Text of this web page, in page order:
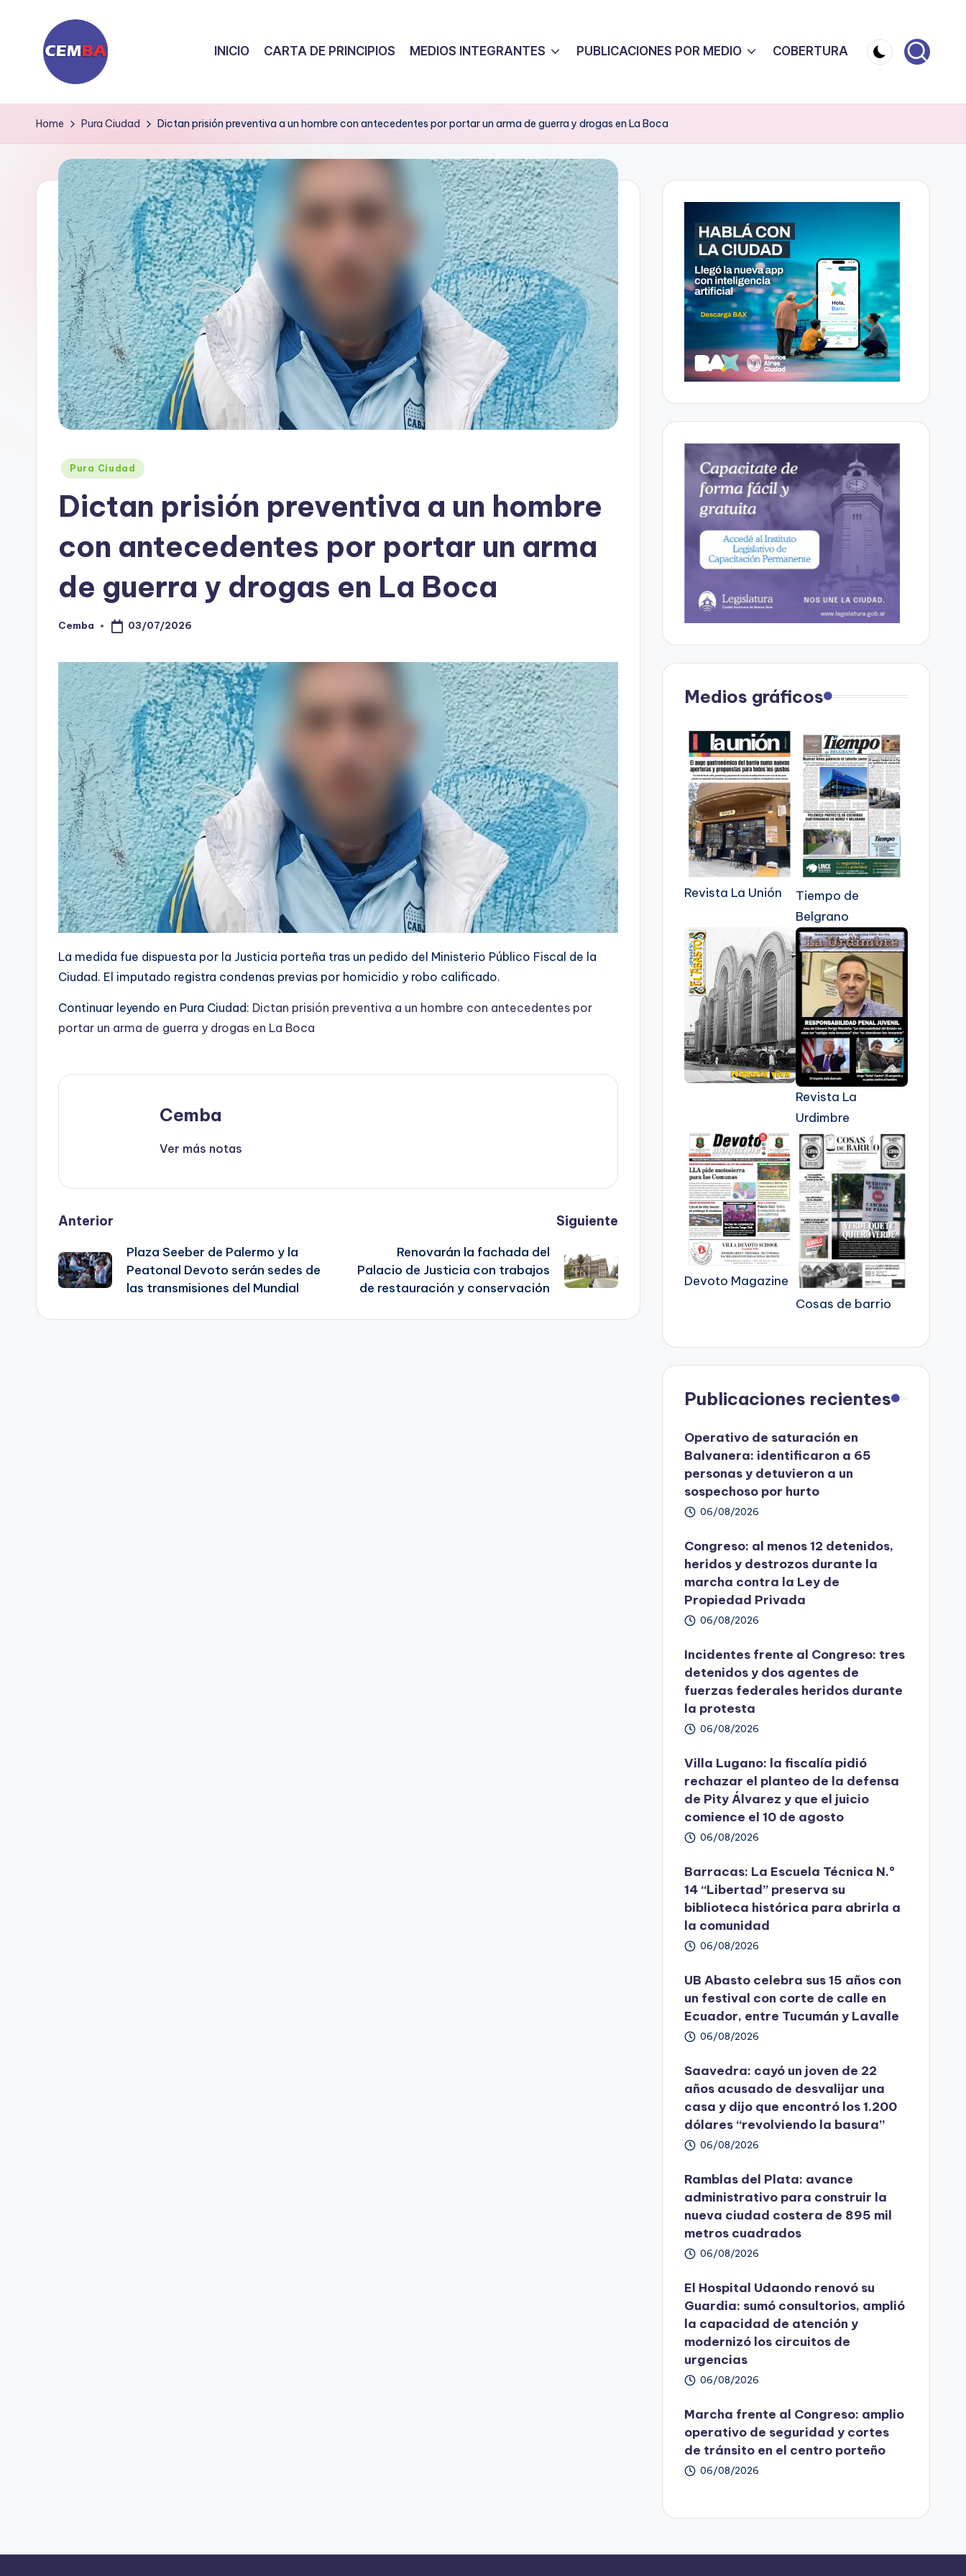
D
i
ri
C
A
INICIO CARTA DE PRINCIPIOS MEDIOS INTEGRANTES PUBLICACIONES POR MEDIO COBERTURA
Home Pura Ciudad Dictan prisión preventiva a un hombre con antecedentes por portar un arma de guerra y drogas en La Boca
Posted
Pura Ciudad
Dictan prisión preventiva a un hombre
con antecedentes por portar un arma
de guerra y drogas en La Boca
Posted
Cemba 03/07/2026
La medida fue dispuesta por la Justicia porteña tras un pedido del Ministerio Público Fiscal de la
Ciudad. El imputado registra condenas previas por homicidio y robo calificado.
Continuar leyendo en Pura Ciudad: Dictan prisión preventiva a un hombre con antecedentes por
portar un arma de guerra y drogas en La Boca
Cemba
Ver más notas
Post
navigation
Anterior
Plaza Seeber de Palermo y la
Peatonal Devoto serán sedes de
las transmisiones del Mundial
Siguiente
Renovarán la fachada del
Palacio de Justicia con trabajos
de restauración y conservación
Medios gráficos
Revista La Unión
Tiempo de
Belgrano
Revista La
Urdimbre
Devoto Magazine
Cosas de barrio
Publicaciones recientes
Operativo de saturación en
Balvanera: identificaron a 65
personas y detuvieron a un
sospechoso por hurto
06/08/2026
Congreso: al menos 12 detenidos,
heridos y destrozos durante la
marcha contra la Ley de
Propiedad Privada
06/08/2026
Incidentes frente al Congreso: tres
detenidos y dos agentes de
fuerzas federales heridos durante
la protesta
06/08/2026
Villa Lugano: la fiscalía pidió
rechazar el planteo de la defensa
de Pity Álvarez y que el juicio
comience el 10 de agosto
06/08/2026
Barracas: La Escuela Técnica N.º
14 “Libertad” preserva su
biblioteca histórica para abrirla a
la comunidad
06/08/2026
UB Abasto celebra sus 15 años con
un festival con corte de calle en
Ecuador, entre Tucumán y Lavalle
06/08/2026
Saavedra: cayó un joven de 22
años acusado de desvalijar una
casa y dijo que encontró los 1.200
dólares “revolviendo la basura”
06/08/2026
Ramblas del Plata: avance
administrativo para construir la
nueva ciudad costera de 895 mil
metros cuadrados
06/08/2026
El Hospital Udaondo renovó su
Guardia: sumó consultorios, amplió
la capacidad de atención y
modernizó los circuitos de
urgencias
06/08/2026
Marcha frente al Congreso: amplio
operativo de seguridad y cortes
de tránsito en el centro porteño
06/08/2026